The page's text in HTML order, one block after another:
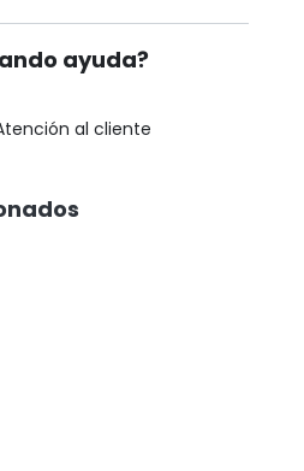
ayuda?
al cliente